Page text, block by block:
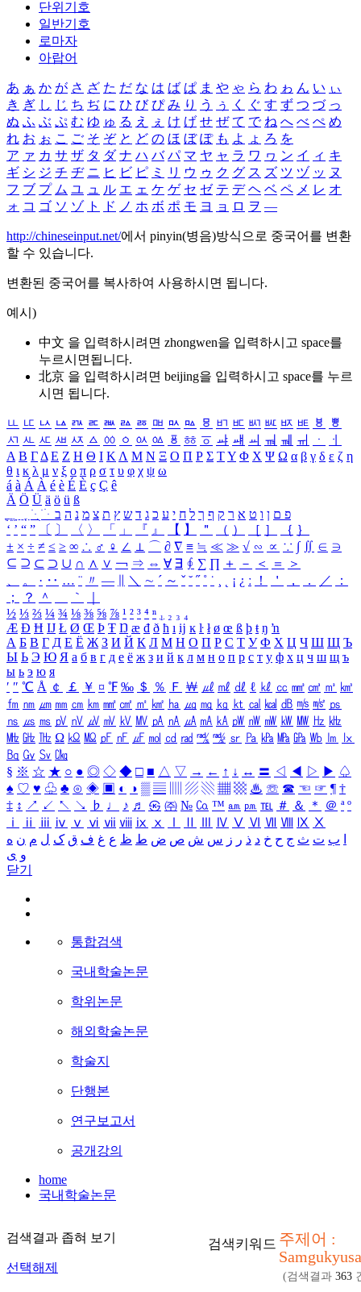
단위기호
일반기호
로마자
아랍어
あ ぁ か が さ ざ た だ な は ば ぱ ま や ゃ ら わ ゎ ん い ぃ
き ぎ し じ ち ぢ に ひ び ぴ み り う ぅ く ぐ す ず つ づ っ
ぬ ふ ぶ ぷ む ゆ ゅ る え ぇ け げ せ ぜ て で ね へ べ ぺ め
れ お ぉ こ ご そ ぞ と ど の ほ ぼ ぽ も よ ょ ろ を
ア ァ カ サ ザ タ ダ ナ ハ バ パ マ ヤ ャ ラ ワ ヮ ン イ ィ キ
ギ シ ジ チ ヂ ニ ヒ ビ ピ ミ リ ウ ゥ ク グ ス ズ ツ ヅ ッ ヌ
フ ブ プ ム ユ ュ ル エ ェ ケ ゲ セ ゼ テ デ ヘ ベ ペ メ レ オ
ォ コ ゴ ソ ゾ ト ド ノ ホ ボ ポ モ ヨ ョ ロ ヲ ―
http://chineseinput.net/에서 pinyin(병음)방식으로 중국어를 변환
할 수 있습니다.
변환된 중국어를 복사하여 사용하시면 됩니다.
예시)
中文 을 입력하시려면 zhongwen을 입력하시고 space를
누르시면됩니다.
北京 을 입력하시려면 beijing을 입력하시고 space를 누르
시면 됩니다.
ㅥ ㅦ ㅧ ㅨ ㅩ ㅪ ㅫ ㅬ ㅭ ㅮ ㅯ ㅰ ㅱ ㅲ ㅳ ㅴ ㅵ ㅶ ㅷ ㅸ
ㅹ
ㅺ ㅻ ㅼ ㅽ ㅾ ㅿ ㆀ ㆁ ㆂ ㆃ ㆄ ㆅ ㆆ ㆇ ㆈ ㆉ ㆊ ㆋ ㆌ ㆍ
ㆎ
Α Β ΓΔ Ε Ζ Η Θ Ι ΚΛ Μ Ν Ξ Ο Π Ρ Σ ΤΥ Φ Χ Ψ Ω α β γ δ ε ζ η
θ ι κ λ μ ν ξ ο π ρ σ τ υ φ χ ψ ω
á à Á À é è É È ç Ç ê
Ä Ö Ü ä ö ü ß
ִֶֹ ֻּ ׁׂ פ ם ן ו ט א ר ק ף ך ל ח י ע כ ג ד ש ץ ת צ מ נ ה ב
‘ ’ “ ” 〔 〕 〈 〉 「 」 『 』 【 】 ＂ （ ） ［ ］ ｛ ｝
± × ÷ ≠ ≤ ≥ ∞ ∴ ♂ ♀ ∠ ⊥ ⌒ ∂ ∇ ≡ ≒ ≪ ≫ √ ∽ ∝ ∵ ∫ ∬ ∈ ∋
⊆ ⊇ ⊂ ⊃ ∪ ∩ ∧ ∨ ￢ ⇒ ⇔ ∀ ∃ ∮ ∑ ∏ ＋ － ＜ ＝
＞
、
。 · ‥ … ¨ 〃 ― ＼ ∼ ´ ～ ˇ ˘ ˝ ˚ ˙ ¸ ¡ ¿ ː ！ ＇ ， ． ／
：
；
？ ＾ ｀
½ ⅓ ⅔ ¼ ¾ ⅛ ⅜ ⅝ ⅞ ¹ ² ³ ⁴ ⁿ ₁ ₂ ₃ ₄
Æ Ð Ħ Ĳ Ł Ø Œ Þ Ŧ Ŋ æ đ ð ħ ı ĳ ĸ ŀ ł ø œ ß þ ŧ ŋ ŉ
А Б В Г Д Е Ё Ж З И Й К Л М Н О П Р С Т У Ф Х Ц Ч Ш Щ Ъ
Ы Ь Э Ю Я а б в г д е ё ж з и й к л м н о п р с т у ф х ц ч ш щ ъ
ы ь э ю я
′ ″ ℃ Å ￠ ￡ ￥ ¤ ℉ ‰ ＄ ％ Ｆ ￦ ㎕ ㎖ ㎗ ℓ ㎘ ㏄ ㎣ ㎤ ㎥ ㎦
㎙ ㎚ ㎛ ㎜ ㎝ ㎞ ㎟ ㎠ ㎡ ㎢ ㏊ ㎍ ㎎ ㎏ ㏏ ㎈ ㎉ ㏈ ㎧ ㎨ ㎰
㎱ ㎲ ㎳ ㎴ ㎵ ㎶ ㎷ ㎸ ㎹ ㎀ ㎁ ㎂ ㎃ ㎄ ㎺ ㎻ ㎽ ㎾ ㎿ ㎐ ㎑
㎒ ㎓ ㎔ Ω ㏀ ㏁ ㎊ ㎋ ㎌ ㏖ ㏅ ㎭ ㎮ ㎯ ㏛ ㎩ ㎪ ㎫ ㎬ ㏝ ㏐
㏓
㏃ ㏉ ㏜ ㏆
§ ※ ☆ ★ ○ ● ◎ ◇ ◆ □ ■ △ ▽ → ← ↑ ↓ ↔ 〓 ◁ ◀ ▷ ▶ ♤
♠ ♡ ♥ ♧ ♣ ⊙ ◈ ▣ ◐ ◑ ▒ ▤ ▨ ▧ ▦ ▩ ♨ ☏ ☎ ☜ ☞ ¶ †
‡ ↕ ↗ ↙ ↖ ↘ ♭ ♩ ♪ ♬ ㉿ ㈜ № ㏇ ™ ㏂ ㏘ ℡ ＃ ＆ ＊ ＠ ª º
ⅰ
ⅱ ⅲ ⅳ ⅴ ⅵ ⅶ ⅷ ⅸ ⅹ Ⅳ Ⅴ Ⅵ Ⅶ Ⅷ Ⅸ Ⅹ
ب ت ث ج ح خ د ذ ر ز س ش ص ض ط ظ ع غ ف ق ک ل م ن ه
و ی
닫기
통합검색
국내학술논문
학위논문
해외학술논문
학술지
단행본
연구보고서
공개강의
home
국내학술논문
검색결과 좁혀 보기
선택해제
검색키워드 주제어 :
Samgukyusa
(검색결과 363